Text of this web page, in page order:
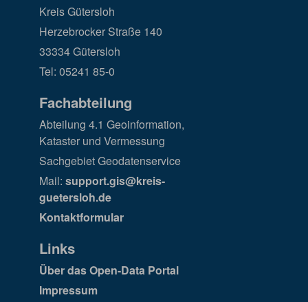
Kreis Gütersloh
Herzebrocker Straße 140
33334 Gütersloh
Tel: 05241 85-0
Fachabteilung
Abteilung 4.1 Geoinformation,
Kataster und Vermessung
Sachgebiet Geodatenservice
Mail: support.gis@kreis-
guetersloh.de
Kontaktformular
Links
Über das Open-Data Portal
Impressum